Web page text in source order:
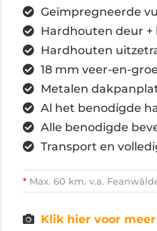
Geïmpregneerde
Hardhouten deur +
Hardhouten
18 mm veer-en-
Metalen
Al het benodigde
Alle benodigde
Transport en
* Max. 60 km. v.a.
Klik hier voor